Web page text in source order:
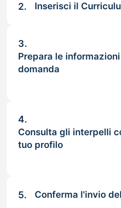
2. Inserisci il
3.
Prepara le
domanda
4.
Consulta gli interpelli
tuo profilo
5. Conferma l'invio